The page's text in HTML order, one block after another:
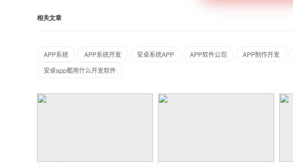
相关文章
APP系统 APP系统开发 安卓系统APP APP软件公司 APP制作开发
安卓app都用什么开发软件